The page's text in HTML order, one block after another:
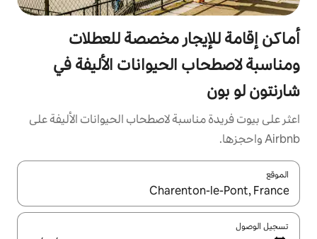
مخصصة للعطلات
الأليفة في
لاصطحاب الحيوانات الأليفة على
باستخدام السهمين لأعلى ولأسفل أو استكشف عن طريق اللمس أو السحب.